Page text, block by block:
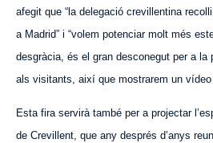
afegit que “la delegació crevillentina
a Madrid” i “volem potenciar molt més
desgràcia, és el gran desconegut per a la
als visitants, així que mostrarem un
Esta fira servirà també per a projectar
de Crevillent, que any després d’anys